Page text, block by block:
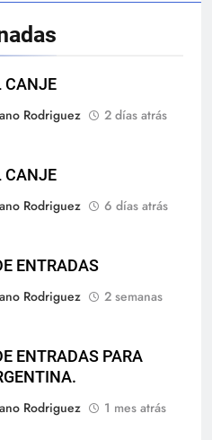
CANJE
Rodriguez
2 días atrás
CANJE
Rodriguez
6 días atrás
ENTRADAS
Rodriguez
2 semanas
ENTRADAS PARA
Rodriguez
1 mes atrás